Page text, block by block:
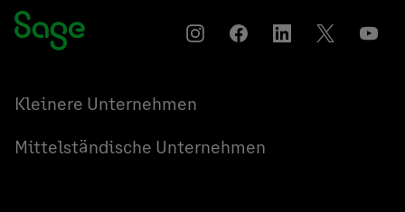
Instagram
Auf
Auf
Auf
Kleinere Unternehmen
Mittelständische Unternehmen